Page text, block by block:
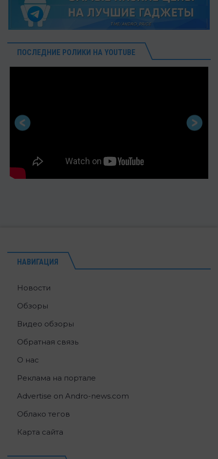
ПОСЛЕДНИЕ РОЛИКИ НА YOUTUBE
НАВИГАЦИЯ
Новости
Обзоры
Видео обзоры
Обратная связь
О нас
Реклама на портале
Advertise on Andro-news.com
Облако тегов
Карта сайта